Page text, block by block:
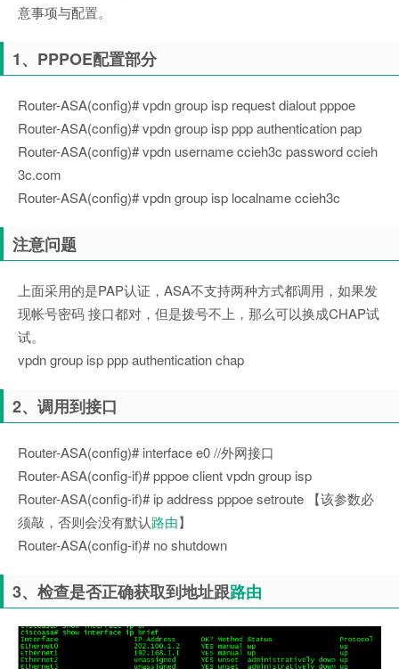
意事项与配置。
1、PPPOE配置部分
Router-ASA(config)# vpdn group isp request dialout pppoe
Router-ASA(config)# vpdn group isp ppp authentication pap
Router-ASA(config)# vpdn username ccieh3c password ccieh
3c.com
Router-ASA(config)# vpdn group isp localname ccieh3c
注意问题
上面采用的是PAP认证，ASA不支持两种方式都调用，如果发
现帐号密码 接口都对，但是拨号不上，那么可以换成CHAP试
试。
vpdn group isp ppp authentication chap
2、调用到接口
Router-ASA(config)# interface e0 //外网接口
Router-ASA(config-if)# pppoe client vpdn group isp
Router-ASA(config-if)# ip address pppoe setroute 【该参数必
须敲，否则会没有默认路由】
Router-ASA(config-if)# no shutdown
3、检查是否正确获取到地址跟路由